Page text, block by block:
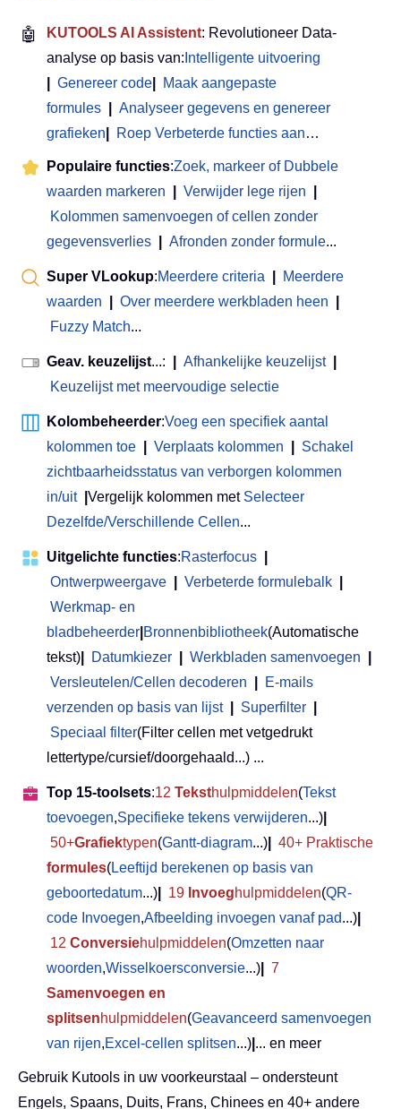
🤖 KUTOOLS AI Assistent: Revolutioneer Data-
analyse op basis van: Intelligente uitvoering
Genereer code
Maak aangepaste
formules
Analyseer gegevens en genereer
grafieken
Roep Verbeterde functies aan…
Populaire functies:Zoek, markeer of Dubbele
waarden markeren
Verwijder lege rijen
Kolommen samenvoegen of cellen zonder
gegevensverlies
Afronden zonder formule...
Super VLookup:Meerdere criteria
Meerdere
waarden
Over meerdere werkbladen heen
Fuzzy Match...
Geav. keuzelijst...: Afhankelijke keuzelijst
Keuzelijst met meervoudige selectie
Kolombeheerder:Voeg een specifiek aantal
kolommen toe
Verplaats kolommen
Schakel
zichtbaarheidsstatus van verborgen kolommen
in/uit
Vergelijk kolommen met Selecteer
Dezelfde/Verschillende Cellen...
Uitgelichte functies:Rasterfocus
Ontwerpweergave
Verbeterde formulebalk
Werkmap- en
bladbeheerder Bronnenbibliotheek(Automatische
tekst)
Datumkiezer Werkbladen samenvoegen
Versleutelen/Cellen decoderen
E-mails
verzenden op basis van lijst
Superfilter
Speciaal filter(Filter cellen met vetgedrukt
lettertype/cursief/doorgehaald...) ...
Top 15-toolsets:12 Teksthulpmiddelen(Tekst
toevoegen,Specifieke tekens verwijderen...)
50+Grafiektypen(Gantt-diagram...)
40+ Praktische
formules(Leeftijd berekenen op basis van
geboortedatum...) 19 Invoeghulpmiddelen(QR-
code Invoegen,Afbeelding invoegen vanaf pad...)
12 Conversiehulpmiddelen(Omzetten naar
woorden,Wisselkoersconversie...)
7
Samenvoegen en
splitsenhulpmiddelen(Geavanceerd samenvoegen
van rijen,Excel-cellen splitsen...) ... en meer
Gebruik Kutools in uw voorkeurstaal – ondersteunt
Engels, Spaans, Duits, Frans, Chinees en 40+ andere